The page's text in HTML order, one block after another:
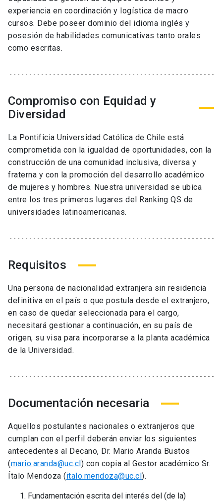
experiencia en coordinación y logística de macro
cursos. Debe poseer dominio del idioma inglés y
posesión de habilidades comunicativas tanto orales
como escritas.
Compromiso con Equidad y
Diversidad
La Pontificia Universidad Católica de Chile está
comprometida con la igualdad de oportunidades, con la
construcción de una comunidad inclusiva, diversa y
fraterna y con la promoción del desarrollo académico
de mujeres y hombres. Nuestra universidad se ubica
entre los tres primeros lugares del Ranking QS de
universidades latinoamericanas.
Requisitos
Una persona de nacionalidad extranjera sin residencia
definitiva en el país o que postula desde el extranjero,
en caso de quedar seleccionada para el cargo,
necesitará gestionar a continuación, en su país de
origen, su visa para incorporarse a la planta académica
de la Universidad.
Documentación necesaria
Aquellos postulantes nacionales o extranjeros que
cumplan con el perfil deberán enviar los siguientes
antecedentes al Decano, Dr. Mario Aranda Bustos
(mario.aranda@uc.cl) con copia al Gestor académico Sr.
Ítalo Mendoza (italo.mendoza@uc.cl).
Fundamentación escrita del interés del (de la)